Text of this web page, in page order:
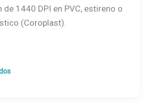
de 1440 DPI en PVC, estireno o
(Coroplast).